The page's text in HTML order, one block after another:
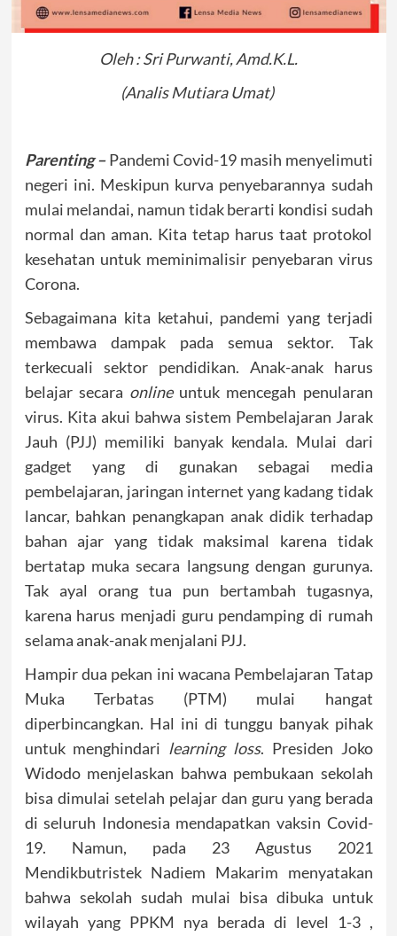
Oleh : Sri Purwanti, Amd.K.L.
(Analis Mutiara Umat)
Parenting – Pandemi Covid-19 masih menyelimuti
negeri ini. Meskipun kurva penyebarannya sudah
mulai melandai, namun tidak berarti kondisi sudah
normal dan aman. Kita tetap harus taat protokol
kesehatan untuk meminimalisir penyebaran virus
Corona.
Sebagaimana kita ketahui, pandemi yang terjadi
membawa dampak pada semua sektor. Tak
terkecuali sektor pendidikan. Anak-anak harus
belajar secara onlineuntuk mencegah penularan
virus. Kita akui bahwa sistem Pembelajaran Jarak
Jauh (PJJ) memiliki banyak kendala. Mulai dari
gadget yang di gunakan sebagai media
pembelajaran, jaringan internet yang kadang tidak
lancar, bahkan penangkapan anak didik terhadap
bahan ajar yang tidak maksimal karena tidak
bertatap muka secara langsung dengan gurunya.
Tak ayal orang tua pun bertambah tugasnya,
karena harus menjadi guru pendamping di rumah
selama anak-anak menjalani PJJ.
Hampir dua pekan ini wacana Pembelajaran Tatap
Muka Terbatas (PTM) mulai hangat
diperbincangkan. Hal ini di tunggu banyak pihak
untuk menghindari learning loss. Presiden Joko
Widodo menjelaskan bahwa pembukaan sekolah
bisa dimulai setelah pelajar dan guru yang berada
di seluruh Indonesia mendapatkan vaksin Covid-
19. Namun, pada 23 Agustus 2021
Mendikbutristek Nadiem Makarim menyatakan
bahwa sekolah sudah mulai bisa dibuka untuk
wilayah yang PPKM nya berada di level 1-3 ,